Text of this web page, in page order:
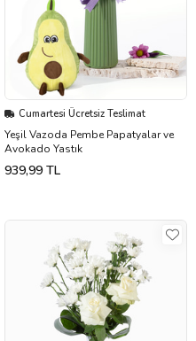
Cumartesi Ücretsiz Teslimat
Yeşil Vazoda Pembe Papatyalar ve
Avokado Yastık
939,99 TL